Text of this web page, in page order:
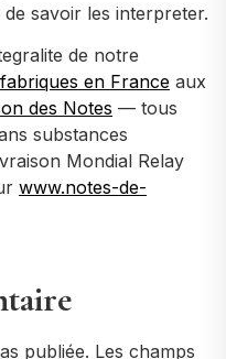
savoir les interpreter.
de notre
en France aux
des Notes — tous
substances
Mondial Relay
www.notes-de-
publiée. Les champs